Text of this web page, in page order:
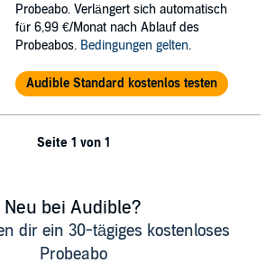
Probeabo. Verlängert sich automatisch
für 6,99 €/Monat nach Ablauf des
Probeabos. Bedingungen gelten.
Audible Standard kostenlos testen
Seite 1 von 1
Neu bei Audible?
dir ein 30-tägiges kostenloses
Probeabo